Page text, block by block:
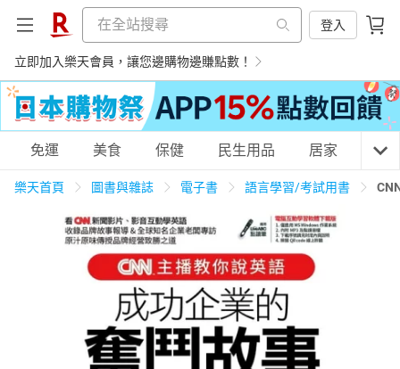
登入
立即加入樂天會員，讓您邊購物邊賺點數！
購物網分類
天天免運 美食蛋糕 養生保健 民生用品
3C家電 運動休閒
免運 美食 保健 民生用品 居家 3C
樂天首頁 圖書與雜誌 電子書 語言學習/考試用書